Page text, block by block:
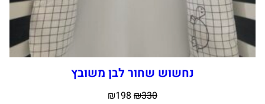
נחשוש שחור לבן משובץ
₪330
₪198